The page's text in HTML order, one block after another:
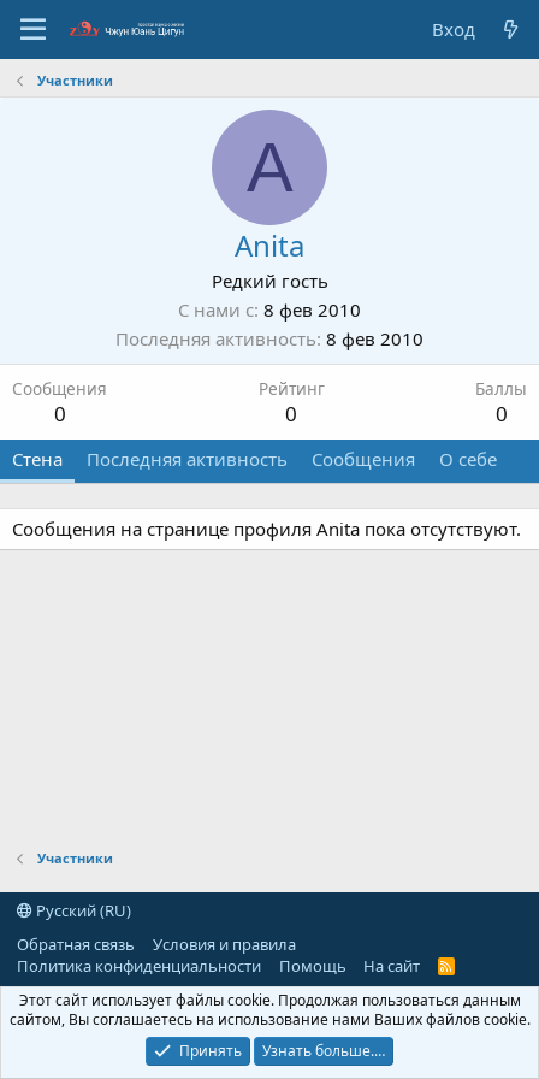
Вход
Участники
A
Anita
Редкий гость
С нами с 8 фев 2010
Последняя активность 8 фев 2010
Сообщения
0
Рейтинг
0
Баллы
0
Стена Последняя активность Сообщения О себе
Сообщения на странице профиля Anita пока отсутствуют.
Участники
Русский (RU)
Обратная связь
Условия и правила
Политика конфиденциальности
Помощь На сайт
R
S
Этот сайт использует файлы cookie. Продолжая пользоваться данным
сайтом, Вы соглашаетесь на использование нами Ваших файлов cookie.
Принять
Узнать больше.…